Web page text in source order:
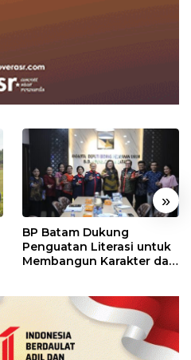
»
BP Batam Dukung
Penguatan Literasi untuk
Membangun Karakter dan